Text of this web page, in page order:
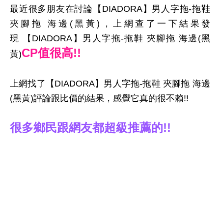
最近很多朋友在討論【DIADORA】男人字拖-拖鞋
夾腳拖 海邊(黑黃)，上網查了一下結果發
現 【DIADORA】男人字拖-拖鞋 夾腳拖 海邊(黑
黃)CP值很高!!
上網找了【DIADORA】男人字拖-拖鞋 夾腳拖 海邊
(黑黃)評論跟比價的結果，感覺它真的很不賴!!
很多鄉民跟網友都超級推薦的!!